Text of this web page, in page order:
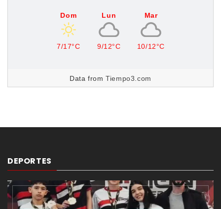
Dom
7/17°C
Lun
9/12°C
Mar
10/12°C
Data fromTiempo3.com
DEPORTES